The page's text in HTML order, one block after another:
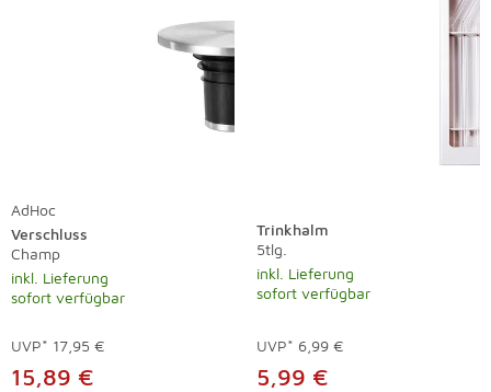
AdHoc
Verschluss
Champ
inkl. Lieferung
sofort verfügbar
UVP* 17,95 €
15,89 €
Trinkhalm
5tlg.
inkl. Lieferung
sofort verfügbar
UVP* 6,99 €
5,99 €